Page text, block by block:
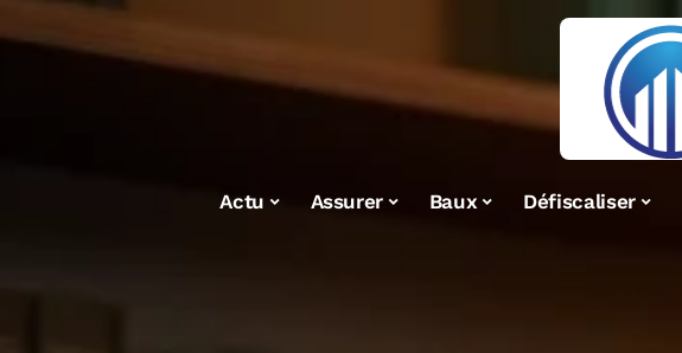
Actu Assurer Baux Défiscaliser